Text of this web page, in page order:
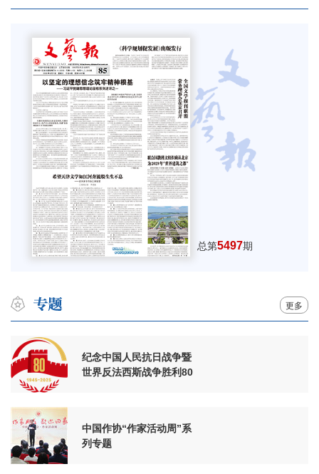
总第5497期
更多
纪念中国人民抗日战争暨
世界反法西斯战争胜利80
中国作协“作家活动周”系
列专题